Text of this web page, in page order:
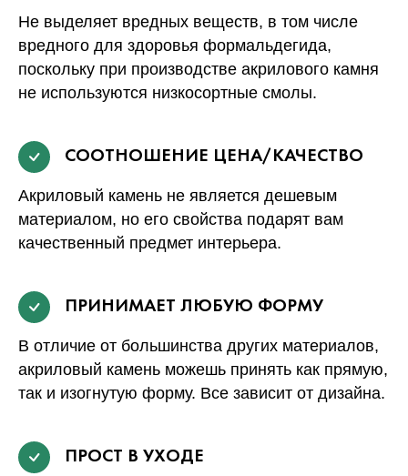
Не выделяет вредных веществ, в том числе
вредного для здоровья формальдегида,
поскольку при производстве акрилового камня
не используются низкосортные смолы.
СООТНОШЕНИЕ ЦЕНА/КАЧЕСТВО
Акриловый камень не является дешевым
материалом, но его свойства подарят вам
качественный предмет интерьера.
ПРИНИМАЕТ ЛЮБУЮ ФОРМУ
В отличие от большинства других материалов,
акриловый камень можешь принять как прямую,
так и изогнутую форму. Все зависит от дизайна.
ПРОСТ В УХОДЕ